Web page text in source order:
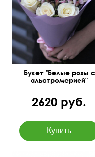
букетик
Букет "Белые розы с
альстромерией"
2620 руб.